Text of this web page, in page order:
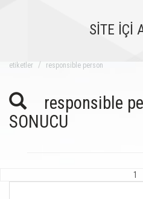
SİTE İÇİ
eti̇ketler responsible person
responsible
SONUCU
1